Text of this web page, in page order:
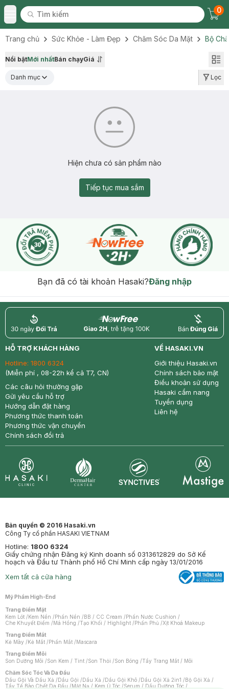
Toggle Menu
Tìm kiếm
Tìm kiếm
0
Trang chủ Sức Khỏe - Làm Đẹp Chăm Sóc Da Mặt Bộ
Nổi bậtMới nhấtBán chạyGiá
Danh mục Lọc
Hiện chưa có sản phẩm nào
Tiếp tục mua sắm
Bạn đã có tài khoản Hasaki?Đăng nhập
return nowfree price
HỖ TRỢ KHÁCH HÀNG
Hotline: 1800 6324
(Miễn phí , 08-22h kể cả T7, CN)
Các câu hỏi thường gặp
Gửi yêu cầu hỗ trợ
Hướng dẫn đặt hàng
Phương thức thanh toán
Phương thức vận chuyển
Chính sách đổi trả
VỀ HASAKI.VN
Giới thiệu Hasaki.vn
Chính sách bảo mật
Điều khoản sử dụng
Hasaki cẩm nang
Tuyển dụng
Liên hệ
Bản quyền © 2016 Hasaki.vn
Công Ty cổ phần HASAKI VIETNAM
Hotline: 1800 6324
Giấy chứng nhận Đăng ký Kinh doanh số 0313612829 do Sở Kế
hoạch và Đầu tư Thành phố Hồ Chí Minh cấp ngày 13/01/2016
Xem tất cả cửa hàng
Mỹ Phẩm High-End
Trang Điểm Mặt
Kem Lót /Kem Nền /Phấn Nền /BB / CC Cream /Phấn Nước Cushion /
Che Khuyết Điểm /Má Hồng /Tạo Khối / Highlight /Phấn Phủ /Xịt Khoá Makeup
Trang Điểm Mắt
Kẻ Mày /Kẻ Mắt /Phấn Mắt /Mascara
Trang Điểm Môi
Son Dưỡng Môi /Son Kem / Tint /Son Thỏi /Son Bóng /Tẩy Trang Mắt / Môi
Chăm Sóc Tóc Và Da Đầu
Dầu Gội Và Dầu Xả /Dầu Gội /Dầu Xả /Dầu Gội Khô /Dầu Gội Xả 2in1 /Bộ Gội Xả /
Tẩy Tế Bào Chết Da Đầu /Mặt Nạ / Kem Ủ Tóc /Serum / Dầu Dưỡng Tóc /